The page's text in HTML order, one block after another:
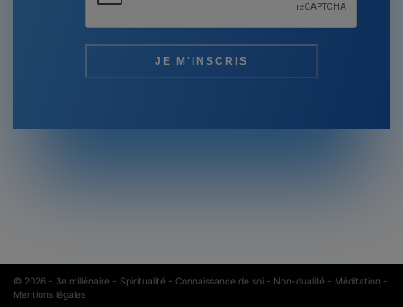
© 2026 - 3e millénaire - Spiritualité - Connaissance de soi - Non-dualité - Méditation -
Mentions légales